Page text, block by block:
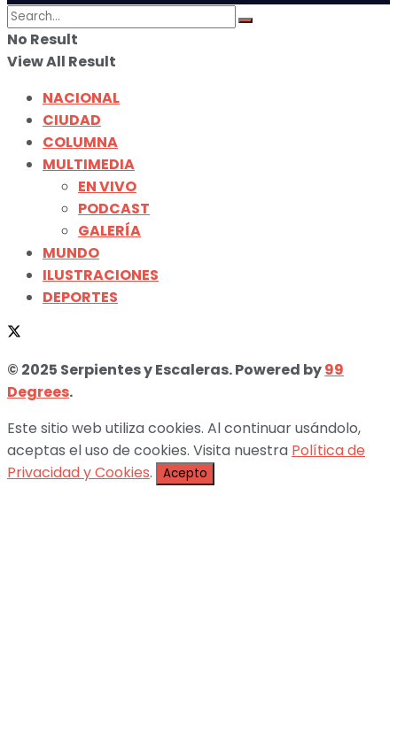
No Result
View All Result
NACIONAL
CIUDAD
COLUMNA
MULTIMEDIA
EN VIVO
PODCAST
GALERÍA
MUNDO
ILUSTRACIONES
DEPORTES
© 2025 Serpientes y Escaleras. Powered by99
Degrees.
Este sitio web utiliza cookies. Al continuar usándolo,
aceptas el uso de cookies. Visita nuestra Política de
Privacidad y Cookies. Acepto